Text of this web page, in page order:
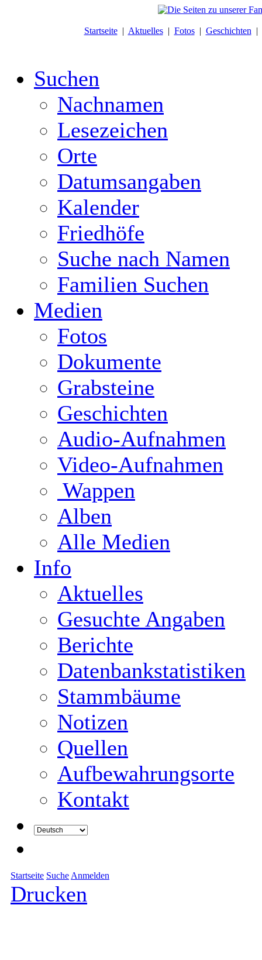
Startseite| Aktuelles| Fotos| Geschichten |
Suchen
Nachnamen
Lesezeichen
Orte
Datumsangaben
Kalender
Friedhöfe
Suche nach Namen
Familien Suchen
Medien
Fotos
Dokumente
Grabsteine
Geschichten
Audio-Aufnahmen
Video-Aufnahmen
Wappen
Alben
Alle Medien
Info
Aktuelles
Gesuchte Angaben
Berichte
Datenbankstatistiken
Stammbäume
Notizen
Quellen
Aufbewahrungsorte
Kontakt
Startseite Suche Anmelden
Drucken